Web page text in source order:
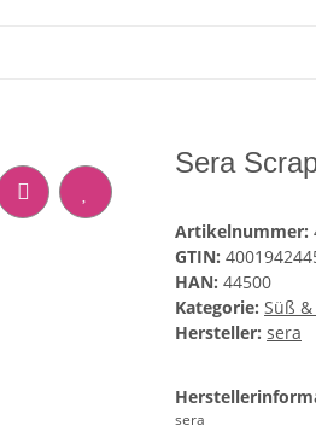
Sera
Artikelnummer:
GTIN:
HAN: 44500
Kategorie: Süß
Hersteller: sera
sera